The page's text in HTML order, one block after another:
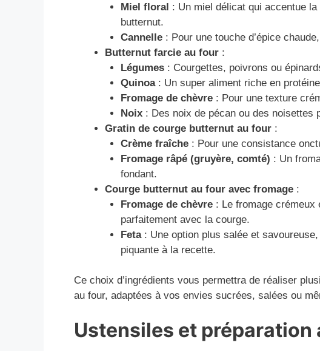
Miel floral : Un miel délicat qui accentue
butternut.
Cannelle: Pour une touche d’épice
Butternut farcie au four :
Légumes: Courgettes, poivrons ou
Quinoa: Un super aliment riche en
Fromage de chèvre: Pour une texture
Noix: Des noix de pécan ou des noisettes
Gratin de courge butternut au four :
Crème fraîche: Pour une consistance
Fromage râpé (gruyère, comté) : Un
fondant.
Courge butternut au four avec fromage :
Fromage de chèvre: Le fromage crémeux
parfaitement avec la courge.
Feta: Une option plus salée et
piquante à la recette.
Ce choix d’ingrédients vous permettra de réaliser
au four, adaptées à vos envies sucrées, salées ou
Ustensiles et préparation